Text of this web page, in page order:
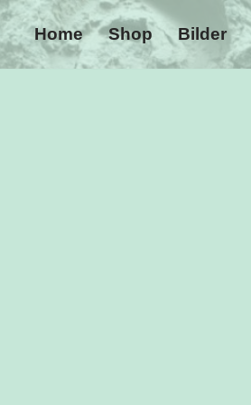
Home Shop Bilder